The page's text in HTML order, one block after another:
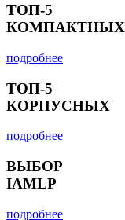
ТОП-5
КОМПАКТНЫХ
подробнее
ТОП-5
КОРПУСНЫХ
подробнее
ВЫБОР
IAMLP
подробнее